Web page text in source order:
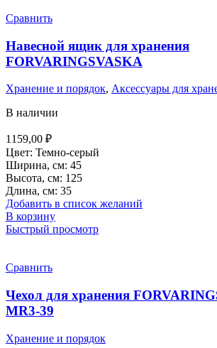
Сравнить
Навесной ящик для хранения
FORVARINGSVASKA
Хранение и порядок, Аксессуары для
В наличии
1159,00 ₽
Цвет: Темно-серый
Ширина, см: 45
Высота, см: 125
Длина, см: 35
Добавить в список желаний
В корзину
Быстрый просмотр
Сравнить
Чехол для хранения
MR3-39
Хранение и порядок